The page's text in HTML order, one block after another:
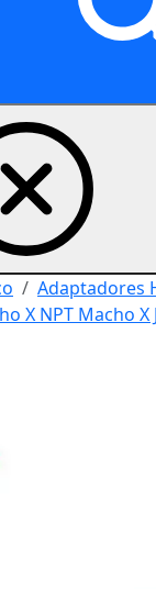
Adaptadores
X NPT Macho X